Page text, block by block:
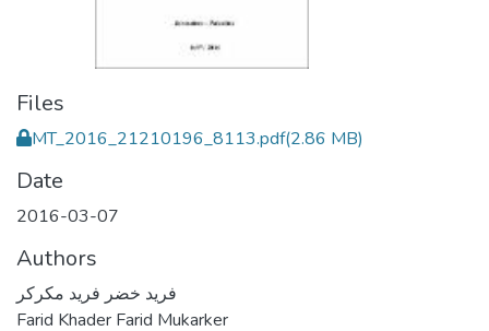
Files
MT_2016_21210196_8113.pdf(2.86 MB)
Date
2016-03-07
Authors
فريد خضر فريد مكركر
Farid Khader Farid Mukarker